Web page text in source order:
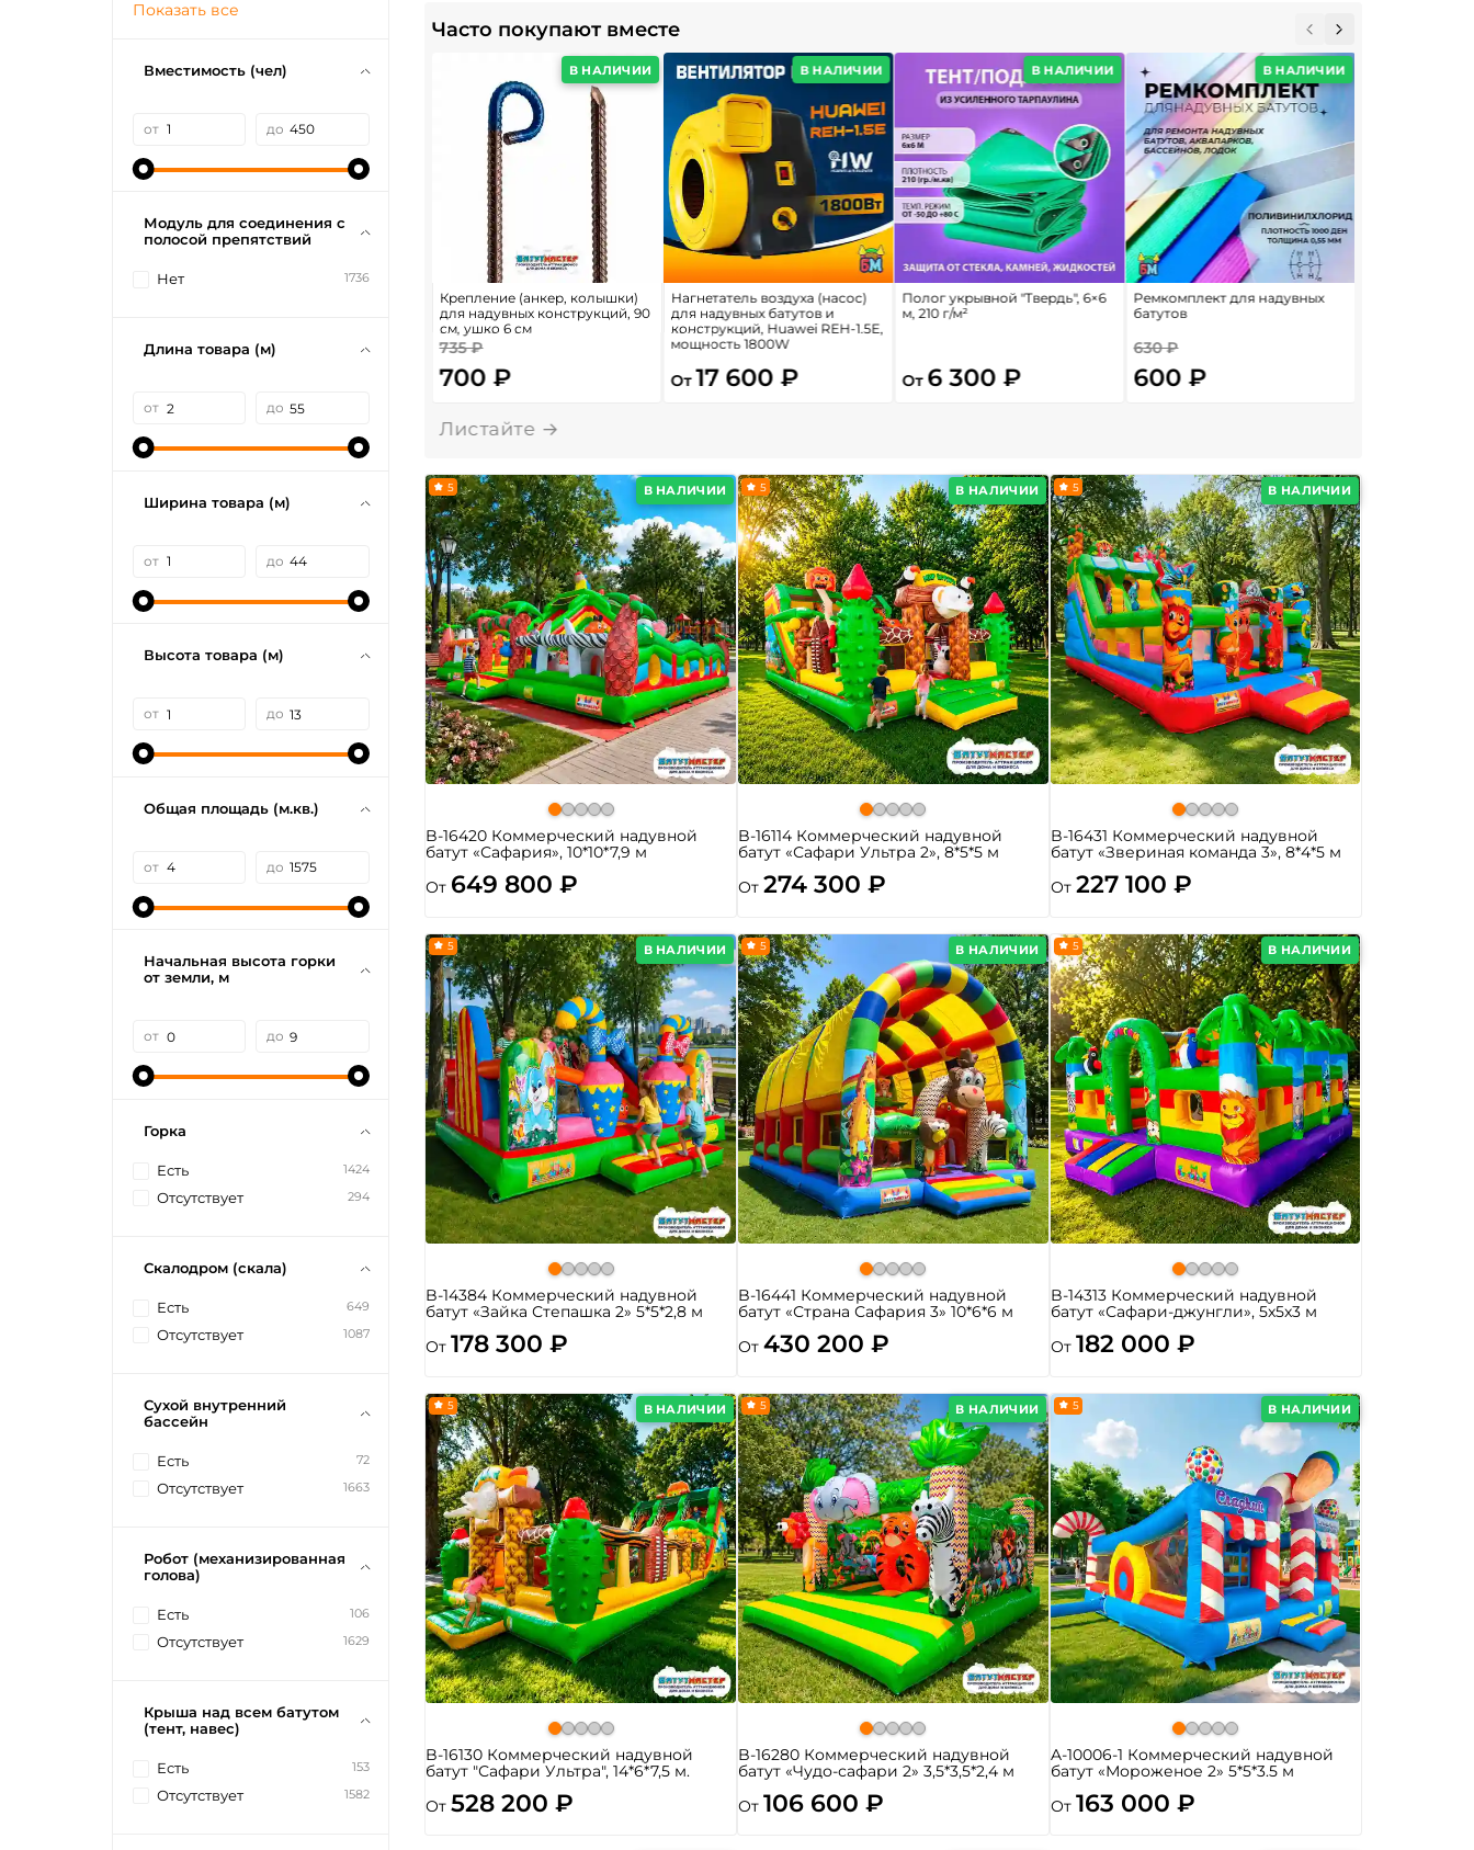
Часто покупают вместе
В НАЛИЧИИ
Крепление (анкер, колышки)
для надувных конструкций, 90
см, ушко 6 см
735 ₽
700 ₽
В НАЛИЧИИ
Нагнетатель воздуха (насос)
для надувных батутов и
конструкций, Huawei REH-1.5E,
мощность 1800W
От 17 600 ₽
В НАЛИЧИИ
Полог укрывной "Твердь", 6×6
м, 210 г/м²
От 6 300 ₽
В НАЛИЧИИ
Ремкомплект для надувных
батутов
630 ₽
600 ₽
В НАЛИЧИИ
5
B-16420 Коммерческий надувной
батут «Сафария», 10*10*7,9 м
От 649 800 ₽
В НАЛИЧИИ
5
B-16114 Коммерческий надувной
батут «Сафари Ультра 2», 8*5*5 м
От 274 300 ₽
В НАЛИЧИИ
5
B-16431 Коммерческий надувной
батут «Звериная команда 3», 8*4*5 м
От 227 100 ₽
В НАЛИЧИИ
5
B-14384 Коммерческий надувной
батут «Зайка Степашка 2» 5*5*2,8 м
От 178 300 ₽
В НАЛИЧИИ
5
B-16441 Коммерческий надувной
батут «Страна Сафария 3» 10*6*6 м
От 430 200 ₽
В НАЛИЧИИ
5
B-14313 Коммерческий надувной
батут «Сафари-джунгли», 5x5x3 м
От 182 000 ₽
В НАЛИЧИИ
5
B-16130 Коммерческий надувной
батут "Сафари Ультра", 14*6*7,5 м.
От 528 200 ₽
В НАЛИЧИИ
5
B-16280 Коммерческий надувной
батут «Чудо-сафари 2» 3,5*3,5*2,4 м
От 106 600 ₽
В НАЛИЧИИ
5
A-10006-1 Коммерческий надувной
батут «Мороженое 2» 5*5*3.5 м
От 163 000 ₽
Показать все
Вместимость (чел)
от до
Модуль для соединения с
полосой препятствий
Нет 1736
Длина товара (м)
от до
Ширина товара (м)
от до
Высота товара (м)
от до
Общая площадь (м.кв.)
от до
Начальная высота горки
от земли, м
от до
Горка
Есть 1424
Отсутствует 294
Скалодром (скала)
Есть 649
Отсутствует 1087
Сухой внутренний
бассейн
Есть 72
Отсутствует 1663
Робот (механизированная
голова)
Есть 106
Отсутствует 1629
Крыша над всем батутом
(тент, навес)
Есть 153
Отсутствует 1582